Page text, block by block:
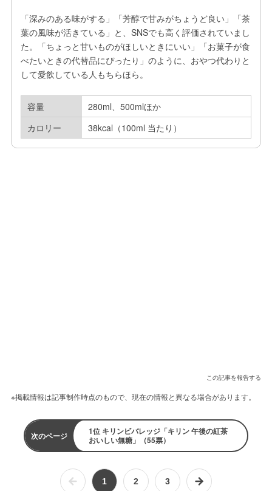
「深みのある味がする」「芳醇で甘みがちょうど良い」「茶
葉の風味が活きている」と、SNSでも高く評価されていまし
た。「ちょっと甘いものがほしいときにいい」「お菓子が食
べたいときの代替品にぴったり」のように、おやつ代わりと
して愛飲している人もちらほら。
容量
280ml、500mlほか
カロリー
38kcal（100ml 当たり）
この記事を報告する
※掲載情報は記事制作時点のもので、現在の情報と異なる場合があります。
次のページ
1位 キリンビバレッジ「キリン 午後の紅茶
おいしい無糖」（55票）
1 2 3